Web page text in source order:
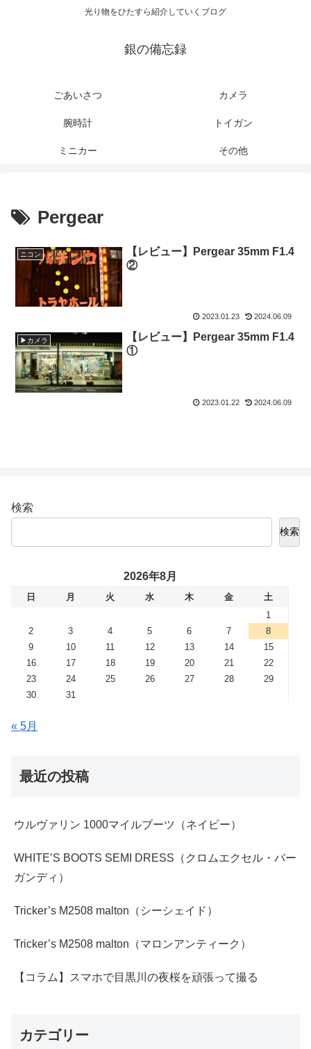
光り物をひたすら紹介していくブログ
銀の備忘録
ごあいさつ カメラ
腕時計 トイガン
ミニカー その他
Pergear
ニコン
【レビュー】Pergear 35mm F1.4
②
2023.01.23 2024.06.09
▶カメラ
【レビュー】Pergear 35mm F1.4
①
2023.01.22 2024.06.09
検索
検索
2026年8月
日 月 火 水 木 金
土
1
2
3 4 5 6 7
8
9
10 11 12 13 14
15
16
17 18 19 20 21
22
23
24 25 26 27 28
29
30
31
« 5月
最近の投稿
ウルヴァリン 1000マイルブーツ（ネイビー）
WHITE’S BOOTS SEMI DRESS（クロムエクセル・バー
ガンディ）
Tricker’s M2508 malton（シーシェイド）
Tricker’s M2508 malton（マロンアンティーク）
【コラム】スマホで目黒川の夜桜を頑張って撮る
カテゴリー